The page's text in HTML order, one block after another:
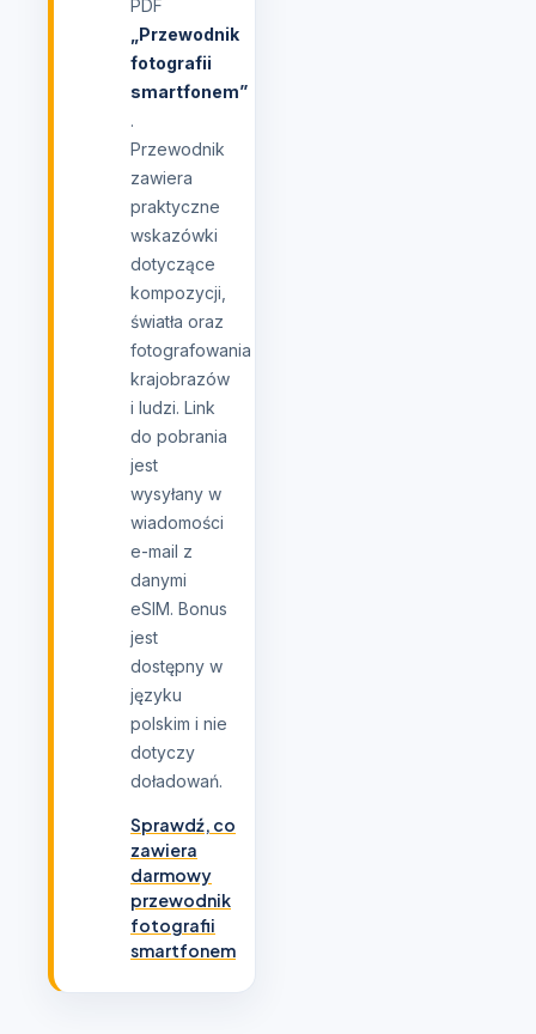
PDF
„Przewodnik
fotografii
smartfonem”
.
Przewodnik
zawiera
praktyczne
wskazówki
dotyczące
kompozycji,
światła oraz
fotografowania
krajobrazów
i ludzi. Link
do pobrania
jest
wysyłany w
wiadomości
e-mail z
danymi
eSIM. Bonus
jest
dostępny w
języku
polskim i nie
dotyczy
doładowań.
Sprawdź, co
zawiera
darmowy
przewodnik
fotografii
smartfonem